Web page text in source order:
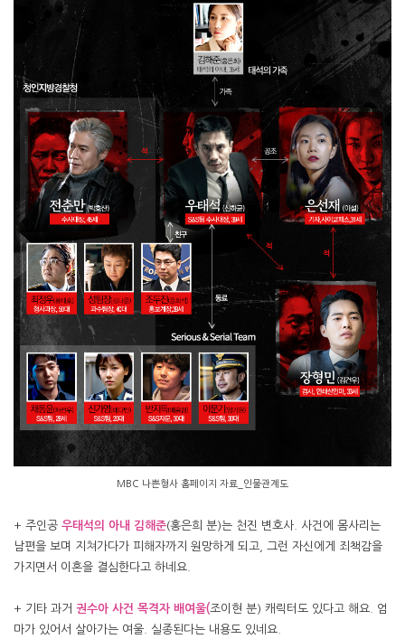
MBC 나쁜형사 홈페이지 자료_인물관계도
+ 주인공 우태석의 아내 김해준(홍은희 분)는 천진 변호사. 사건에 몸사리는
남편을 보며 지쳐가다가 피해자까지 원망하게 되고, 그런 자신에게 죄책감을
가지면서 이혼을 결심한다고 하네요.
+ 기타 과거 권수아 사건 목격자 배여울(조이현 분) 캐릭터도 있다고 해요. 엄
마가 있어서 살아가는 여울. 실종된다는 내용도 있네요.